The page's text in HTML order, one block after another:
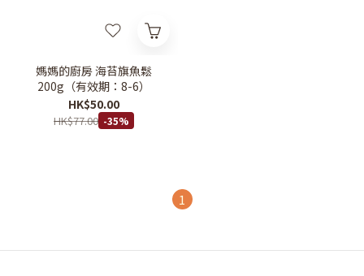
媽媽的廚房 海苔旗魚鬆
200g（有效期：8-6）
HK$50.00
HK$77.00 -35%
1